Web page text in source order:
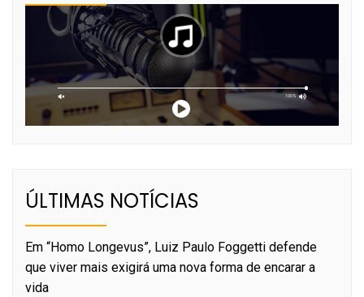
ÚLTIMAS NOTÍCIAS
Em “Homo Longevus”, Luiz Paulo Foggetti defende
que viver mais exigirá uma nova forma de encarar a
vida